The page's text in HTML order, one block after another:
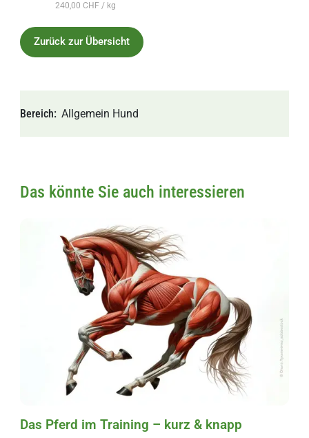
240,00 CHF / kg
Bereich Allgemein Hund
Das könnte Sie auch interessieren
Das Pferd im Training – kurz & knapp
Zurück zur Übersicht